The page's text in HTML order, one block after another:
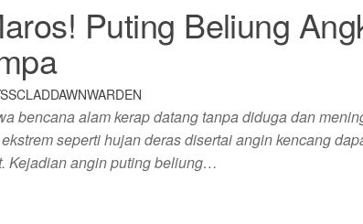
Puting Beliung
bencana alam kerap datang tanpa diduga dan
seperti hujan deras disertai angin kencang
Kejadian angin puting beliung…